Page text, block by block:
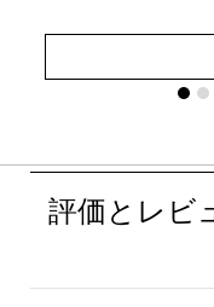
評価とレビ